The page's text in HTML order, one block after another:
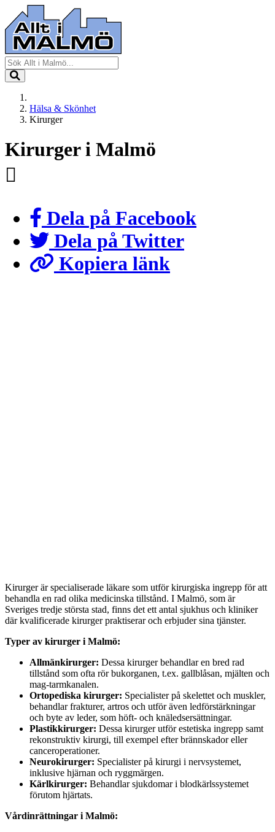
Hälsa & Skönhet
Kirurger
Kirurger i Malmö
Dela på Facebook
Dela på Twitter
Kopiera länk
Kirurger är specialiserade läkare som utför kirurgiska ingrepp för att
behandla en rad olika medicinska tillstånd. I Malmö, som är
Sveriges tredje största stad, finns det ett antal sjukhus och kliniker
där kvalificerade kirurger praktiserar och erbjuder sina tjänster.
Typer av kirurger i Malmö:
Allmänkirurger: Dessa kirurger behandlar en bred rad
tillstånd som ofta rör bukorganen, t.ex. gallblåsan, mjälten och
mag-tarmkanalen.
Ortopediska kirurger: Specialister på skelettet och muskler,
behandlar frakturer, artros och utför även ledförstärkningar
och byte av leder, som höft- och knäledsersättningar.
Plastikkirurger: Dessa kirurger utför estetiska ingrepp samt
rekonstruktiv kirurgi, till exempel efter brännskador eller
canceroperationer.
Neurokirurger: Specialister på kirurgi i nervsystemet,
inklusive hjärnan och ryggmärgen.
Kärlkirurger: Behandlar sjukdomar i blodkärlssystemet
förutom hjärtats.
Vårdinrättningar i Malmö: